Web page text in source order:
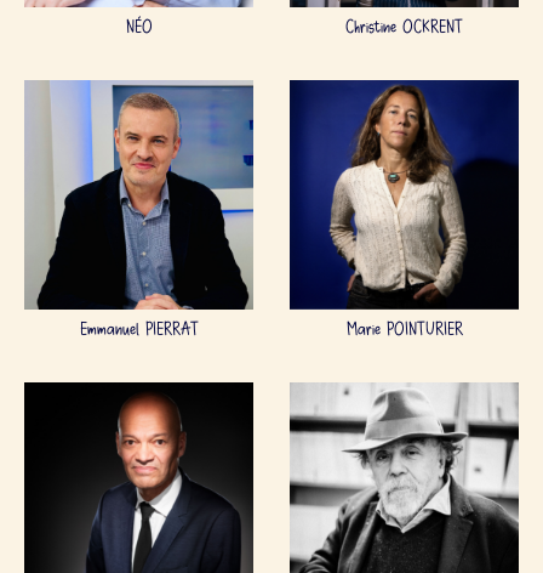
NÉO Christine OCKRENT
Emmanuel PIERRAT Marie POINTURIER